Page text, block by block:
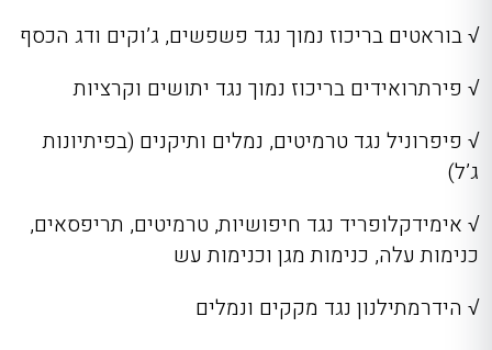
√בוראטים בריכוז נמוך נגד פשפשים, ג’וקים ודג הכסף
√ פירתרואידים בריכוז נמוך נגד יתושים וקרציות
√ פיפרוניל נגד טרמיטים, נמלים ותיקנים (בפיתיונות
ג’ל)
√ אימידקלופריד נגד חיפושיות, טרמיטים, תריפסאים,
כנימות עלה, כנימות מגן וכנימות עש
√ הידרמתילנון נגד מקקים ונמלים